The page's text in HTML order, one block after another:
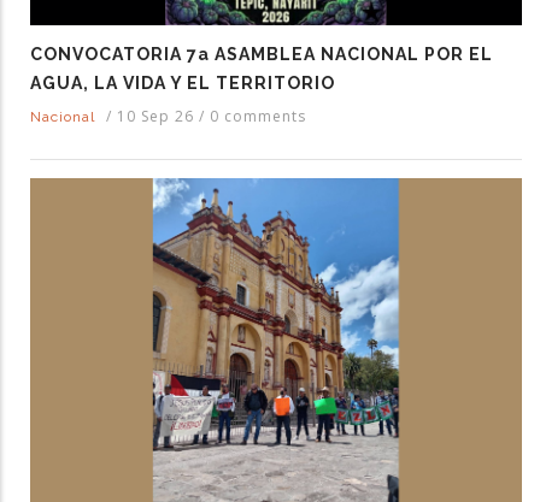
CONVOCATORIA 7a ASAMBLEA NACIONAL POR EL
AGUA, LA VIDA Y EL TERRITORIO
Nacional / 10 Sep 26 / 0 comments